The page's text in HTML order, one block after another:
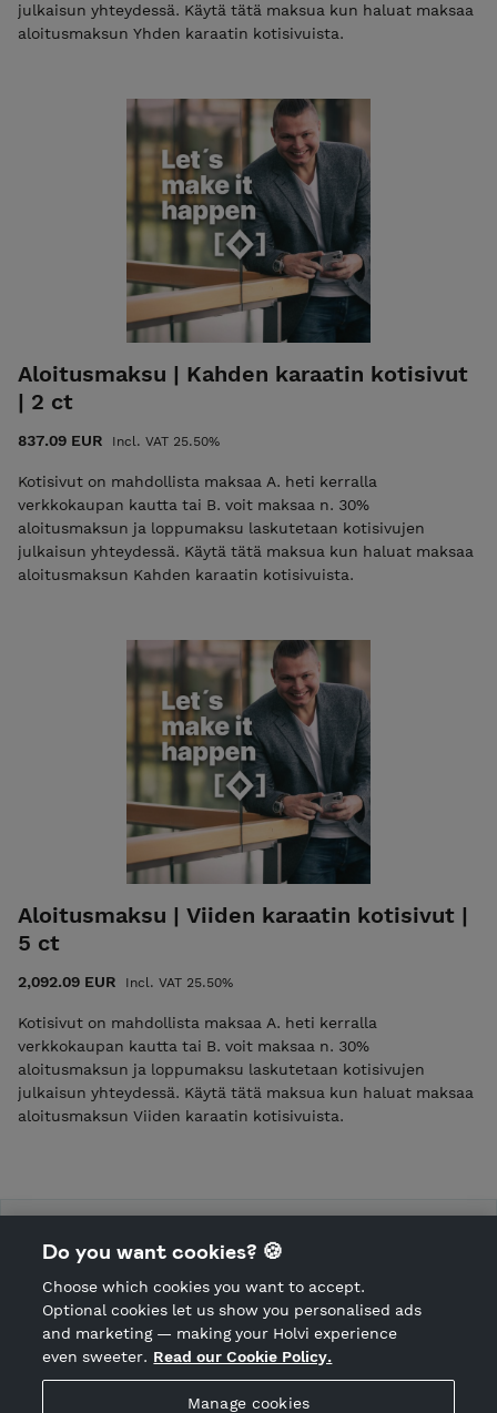
julkaisun yhteydessä. Käytä tätä maksua kun haluat maksaa
aloitusmaksun Yhden karaatin kotisivuista.
Aloitusmaksu | Kahden karaatin kotisivut
| 2 ct
837.09 EUR Incl. VAT 25.50%
Kotisivut on mahdollista maksaa A. heti kerralla
verkkokaupan kautta tai B. voit maksaa n. 30%
aloitusmaksun ja loppumaksu laskutetaan kotisivujen
julkaisun yhteydessä. Käytä tätä maksua kun haluat maksaa
aloitusmaksun Kahden karaatin kotisivuista.
Aloitusmaksu | Viiden karaatin kotisivut |
5 ct
2,092.09 EUR Incl. VAT 25.50%
Kotisivut on mahdollista maksaa A. heti kerralla
verkkokaupan kautta tai B. voit maksaa n. 30%
aloitusmaksun ja loppumaksu laskutetaan kotisivujen
julkaisun yhteydessä. Käytä tätä maksua kun haluat maksaa
aloitusmaksun Viiden karaatin kotisivuista.
Hosted by Holvi
daimuhnd
CANCEL ORDER
Do you want cookies? 🍪
Choose which cookies you want to accept.
Optional cookies let us show you personalised ads
and marketing — making your Holvi experience
even sweeter. Read our Cookie Policy.
Manage cookies